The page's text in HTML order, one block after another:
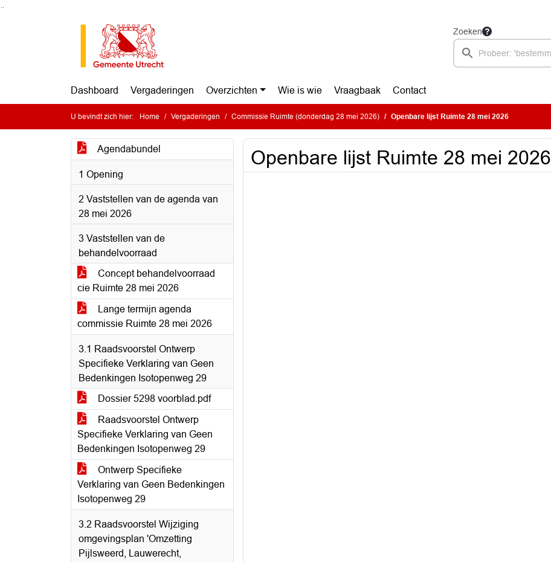
Zoeken
Dashboard Vergaderingen Overzichten Wie is wie Vraagbaak Contact
U bevindt zich hier: Home Vergaderingen Commissie Ruimte (donderdag 28 mei 2026) Openbare lijst Ruimte 28 mei 2026
Agendabundel
1 Opening
2 Vaststellen van de agenda van
28 mei 2026
3 Vaststellen van de
behandelvoorraad
Concept behandelvoorraad
cie Ruimte 28 mei 2026
Lange termijn agenda
commissie Ruimte 28 mei 2026
3.1 Raadsvoorstel Ontwerp
Specifieke Verklaring van Geen
Bedenkingen Isotopenweg 29
Dossier 5298 voorblad.pdf
Raadsvoorstel Ontwerp
Specifieke Verklaring van Geen
Bedenkingen Isotopenweg 29
Ontwerp Specifieke
Verklaring van Geen Bedenkingen
Isotopenweg 29
3.2 Raadsvoorstel Wijziging
omgevingsplan 'Omzetting
Pijlsweerd, Lauwerecht,
Openbare lijst Ruimte 28 mei 2026